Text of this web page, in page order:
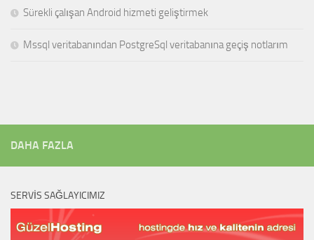
Sürekli çalışan Android hizmeti geliştirmek
Mssql veritabanından PostgreSql veritabanına geçiş notlarım
DAHA FAZLA
SERVIS SAĞLAYICIMIZ